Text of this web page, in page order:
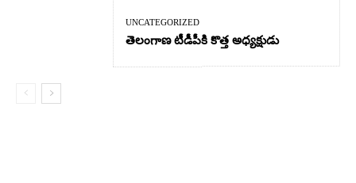
UNCATEGORIZED
తెలంగాణ టీడీపీకి కొత్త అధ్యక్షుడు